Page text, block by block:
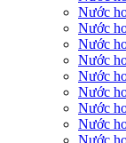
Nước
Nước
Nước
Nước
Nước
Nước
Nước
Nước
Nước